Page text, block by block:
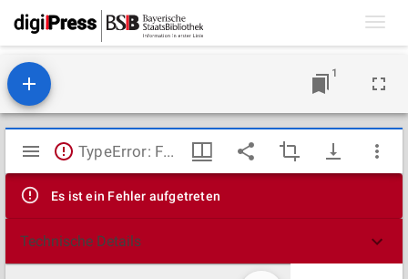
1
Mirador
Viewer
TypeError: Failed to fetch
Es ist ein Fehler aufgetreten
Technische Details